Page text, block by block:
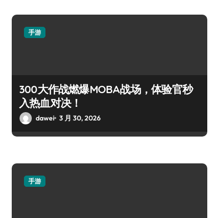
手游
300大作战燃爆MOBA战场，体验官秒
入热血对决！
dawei 3 月 30, 2026
手游